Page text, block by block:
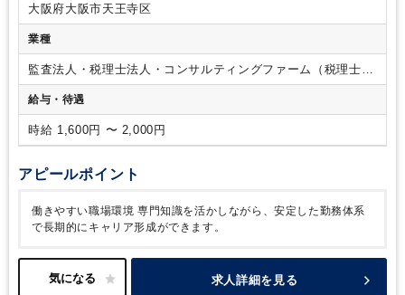
大阪府大阪市天王寺区
業種
監査法人・税理士法人・コンサルティングファーム（税理士法
人）
給与・待遇
時給 1,600円 〜 2,000円
アピールポイント
働きやすい職場環境 専門知識を活かしながら、安定した勤務体系
で長期的にキャリア形成ができます。
求人詳細を見る